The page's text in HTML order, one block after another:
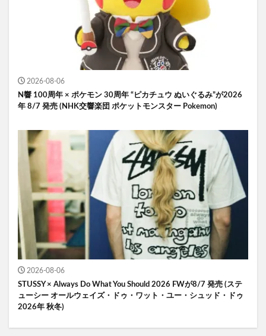
2026-08-06
N響 100周年 × ポケモン 30周年 “ピカチュウ ぬいぐるみ”が2026
年 8/7 発売 (NHK交響楽団 ポケットモンスター Pokemon)
2026-08-06
STUSSY × Always Do What You Should 2026 FWが8/7 発売 (ステ
ューシー オールウェイズ・ドゥ・ワット・ユー・シュッド・ドゥ
2026年 秋冬)